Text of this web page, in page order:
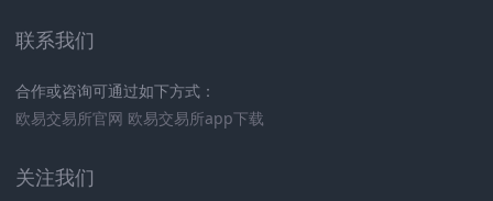
联系我们
合作或咨询可通过如下方式：
欧易交易所官网 欧易交易所app下载
关注我们